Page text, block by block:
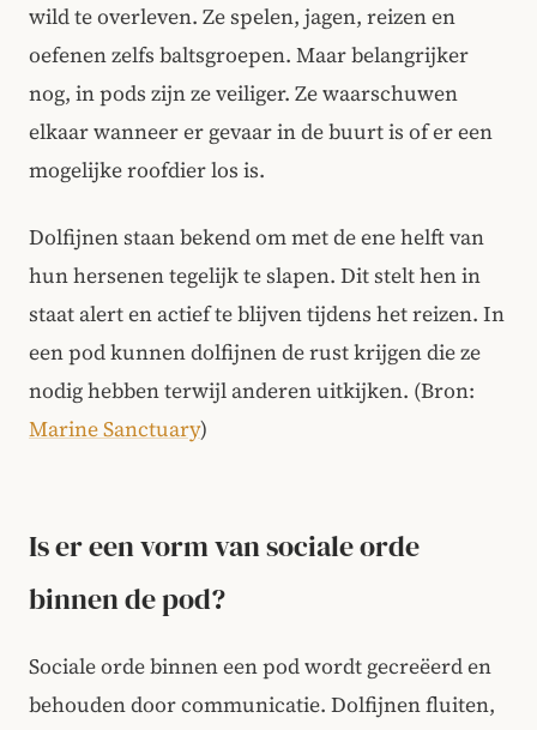
wild te overleven. Ze spelen, jagen, reizen en
oefenen zelfs baltsgroepen. Maar belangrijker
nog, in pods zijn ze veiliger. Ze waarschuwen
elkaar wanneer er gevaar in de buurt is of er een
mogelijke roofdier los is.
Dolfijnen staan bekend om met de ene helft van
hun hersenen tegelijk te slapen. Dit stelt hen in
staat alert en actief te blijven tijdens het reizen. In
een pod kunnen dolfijnen de rust krijgen die ze
nodig hebben terwijl anderen uitkijken. (Bron:
Marine Sanctuary)
Is er een vorm van sociale orde
binnen de pod?
Sociale orde binnen een pod wordt gecreëerd en
behouden door communicatie. Dolfijnen fluiten,